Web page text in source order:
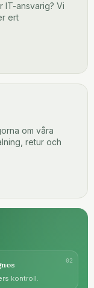
IT-ansvarig? Vi
ert
om våra
retur och
02
kontroll.